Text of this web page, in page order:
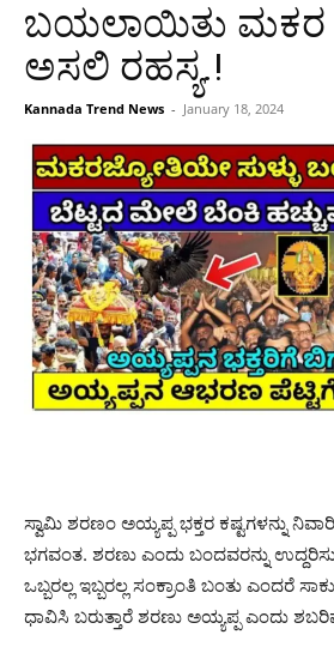
ಬಯಲಾಯಿತು ಮಕರ
ಅಸಲಿ ರಹಸ್ಯ.!
Kannada Trend News - January 18, 2024
ಸ್ವಾಮಿ ಶರಣಂ ಅಯ್ಯಪ್ಪ ಭಕ್ತರ ಕಷ್ಟಗಳನ್ನು
ಭಗವಂತ. ಶರಣು ಎಂದು ಬಂದವರನ್ನು
ಒಬ್ಬರಲ್ಲ ಇಬ್ಬರಲ್ಲ ಸಂಕ್ರಾಂತಿ ಬಂತು ಎಂದರೆ
ಧಾವಿಸಿ ಬರುತ್ತಾರೆ ಶರಣು ಅಯ್ಯಪ್ಪ ಎಂದು